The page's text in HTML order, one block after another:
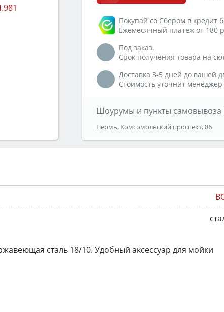
Покупай со Сбером в кредит
Ежемесячный платеж от 180
Под заказ.
Срок получения товара на
Доставка 3-5 дней до вашей
Стоимость уточнит
Шоурумы и пункты самовывоза
Пермь, Комсомольский проспект, 86
сталь 18/10. Удобный аксессуар для мойки